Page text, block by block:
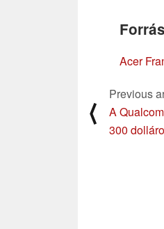
Acer
⟨
Previous
A
300